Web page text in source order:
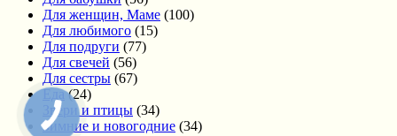
Для женщин, Маме (100)
Для любимого (15)
Для подруги (77)
Для свечей (56)
Для сестры (67)
Еда (24)
Звери и птицы (34)
Зимние и новогодние (34)